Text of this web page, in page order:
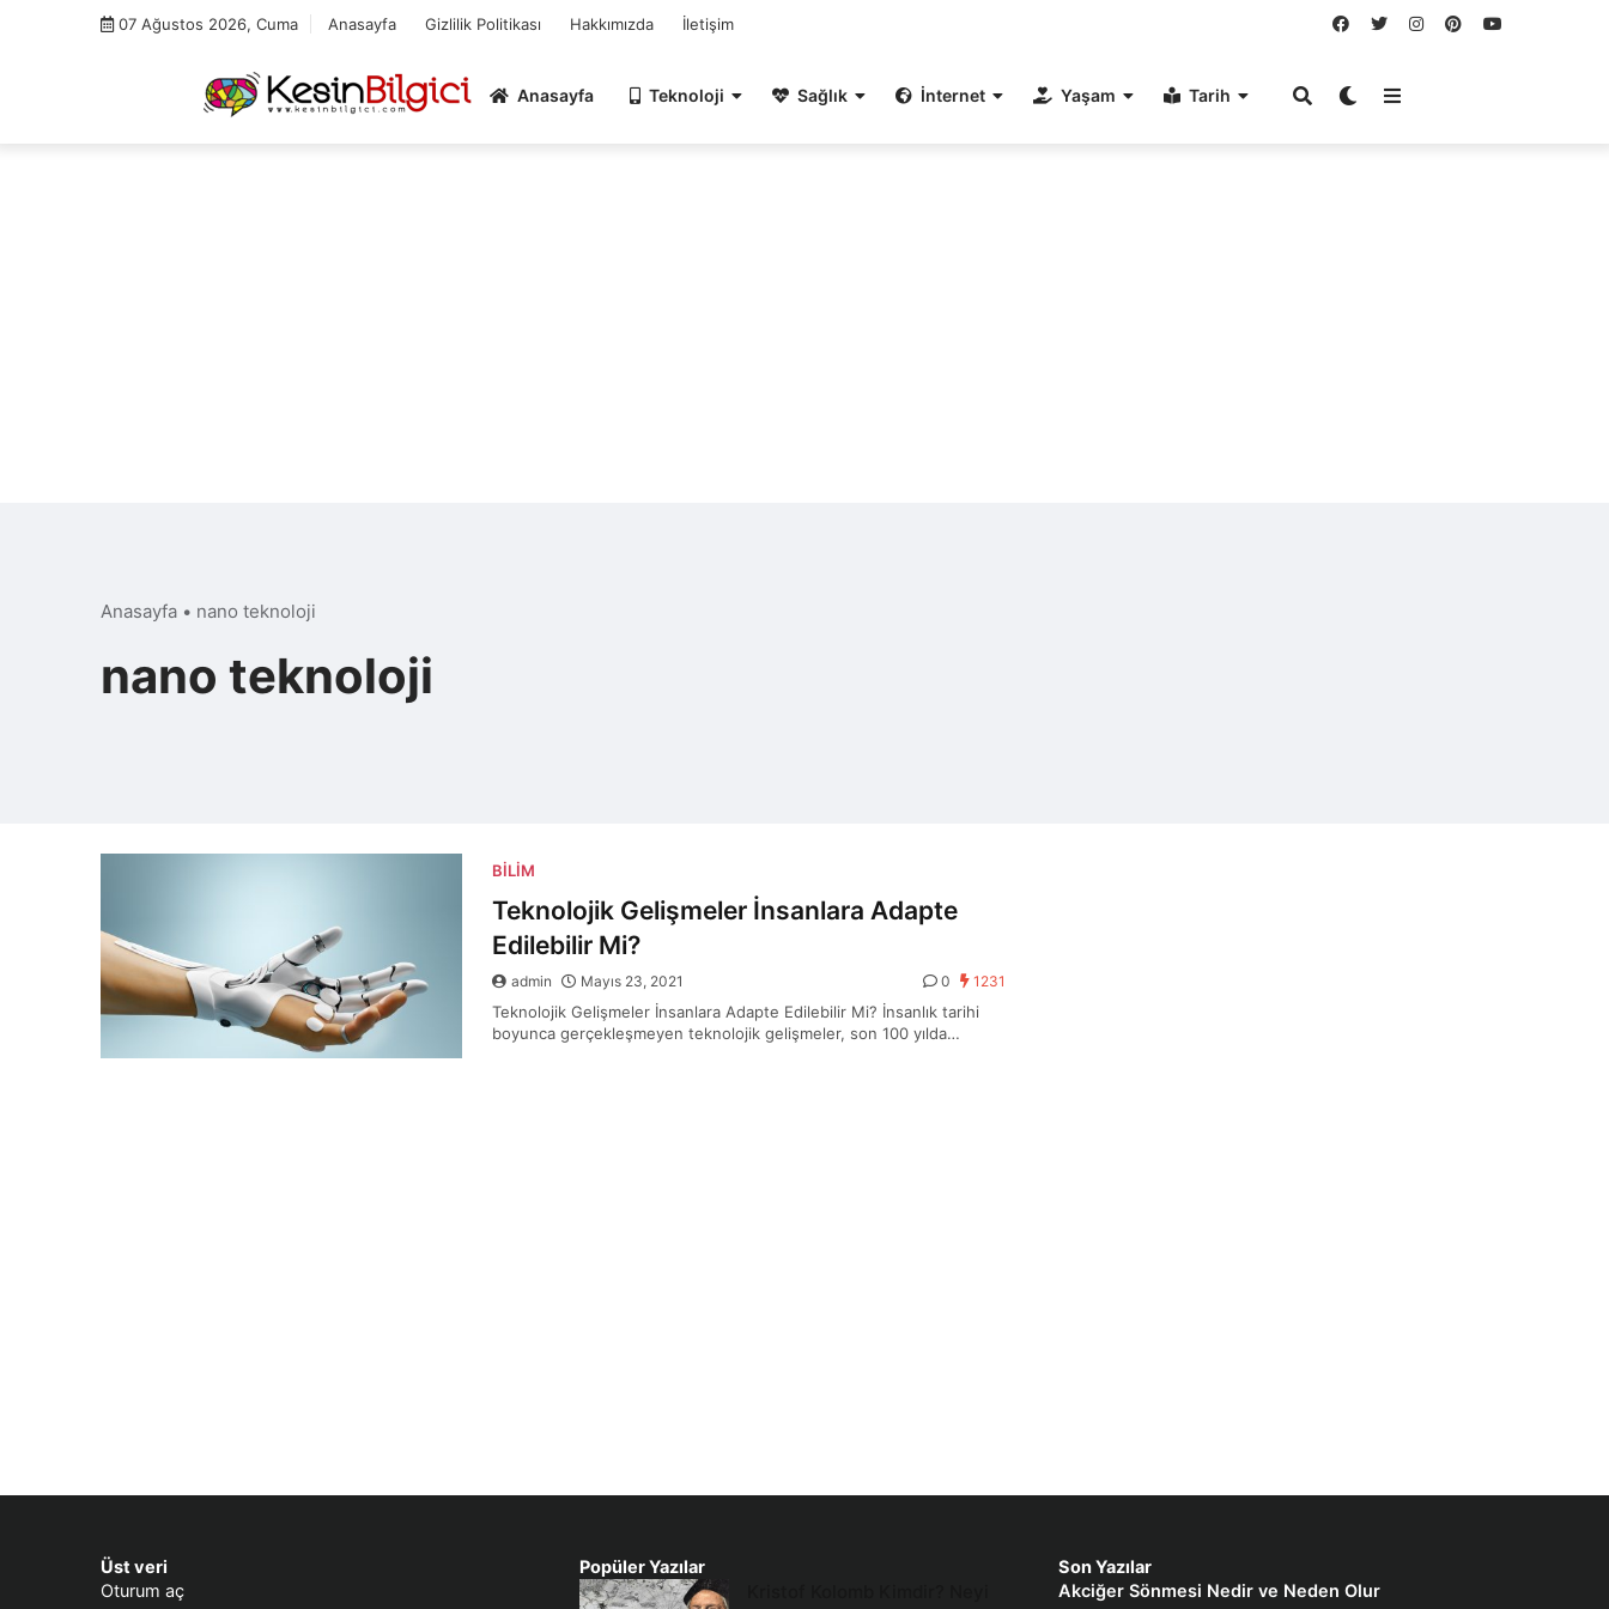
07 Ağustos 2026, Cuma Anasayfa Gizlilik Politikası Hakkımızda İletişim
Anasayfa Teknoloji Sağlık İnternet Yaşam Tarih
Anasayfa • nano teknoloji
nano teknoloji
BILIM
Teknolojik Gelişmeler İnsanlara Adapte
Edilebilir Mi?
admin Mayıs 23, 2021 0 1231
Teknolojik Gelişmeler İnsanlara Adapte Edilebilir Mi? İnsanlık tarihi
boyunca gerçekleşmeyen teknolojik gelişmeler, son 100 yılda…
Üst veri
Oturum aç
Popüler Yazılar
Son Yazılar
Akciğer Sönmesi Nedir ve Neden Olur